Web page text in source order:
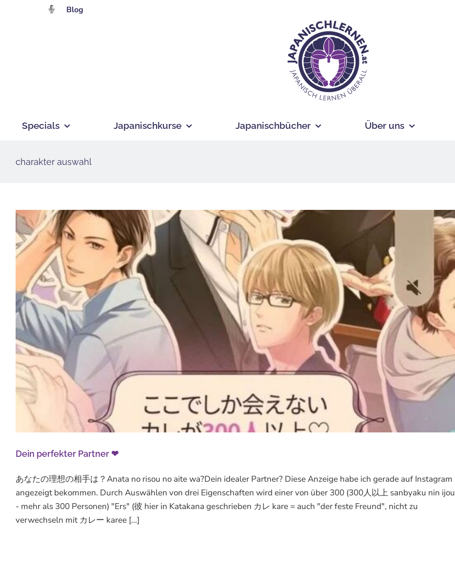
Blog
Specials Japanischkurse Japanischbücher Über uns
charakter auswahl
Dein perfekter Partner ❤
あなたの理想の相手は？Anata no risou no aite wa?Dein idealer Partner? Diese Anzeige habe ich gerade auf Instagram
angezeigt bekommen. Durch Auswählen von drei Eigenschaften wird einer von über 300 (300人以上 sanbyaku nin ijou
- mehr als 300 Personen) "Ers" (彼 hier in Katakana geschrieben カレ kare = auch "der feste Freund", nicht zu
verwechseln mit カレー karee [...]